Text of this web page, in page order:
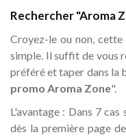
Rechercher "Aroma
Croyez-le ou non,
simple. Il suffit de vous
préféré et taper dans la
promo Aroma Zone".
L'avantage : Dans 7
dès la première page